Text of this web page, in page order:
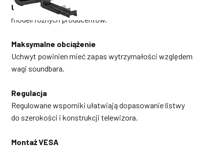
Uniwersalne uchwyty
modeli różnych producentów.
Maksymalne obciążenie
Uchwyt powinien mieć zapas wytrzymałości względem
wagi soundbara.
Regulacja
Regulowane wsporniki ułatwiają dopasowanie listwy
do szerokości i konstrukcji telewizora.
Montaż VESA